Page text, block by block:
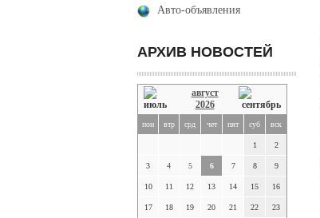
Авто-объявления
АРХИВ НОВОСТЕЙ
август
2026
пон втр срд чет пят суб вск
1 2
3 4 5 6 7 8 9
10 11 12 13 14 15 16
17 18 19 20 21 22 23